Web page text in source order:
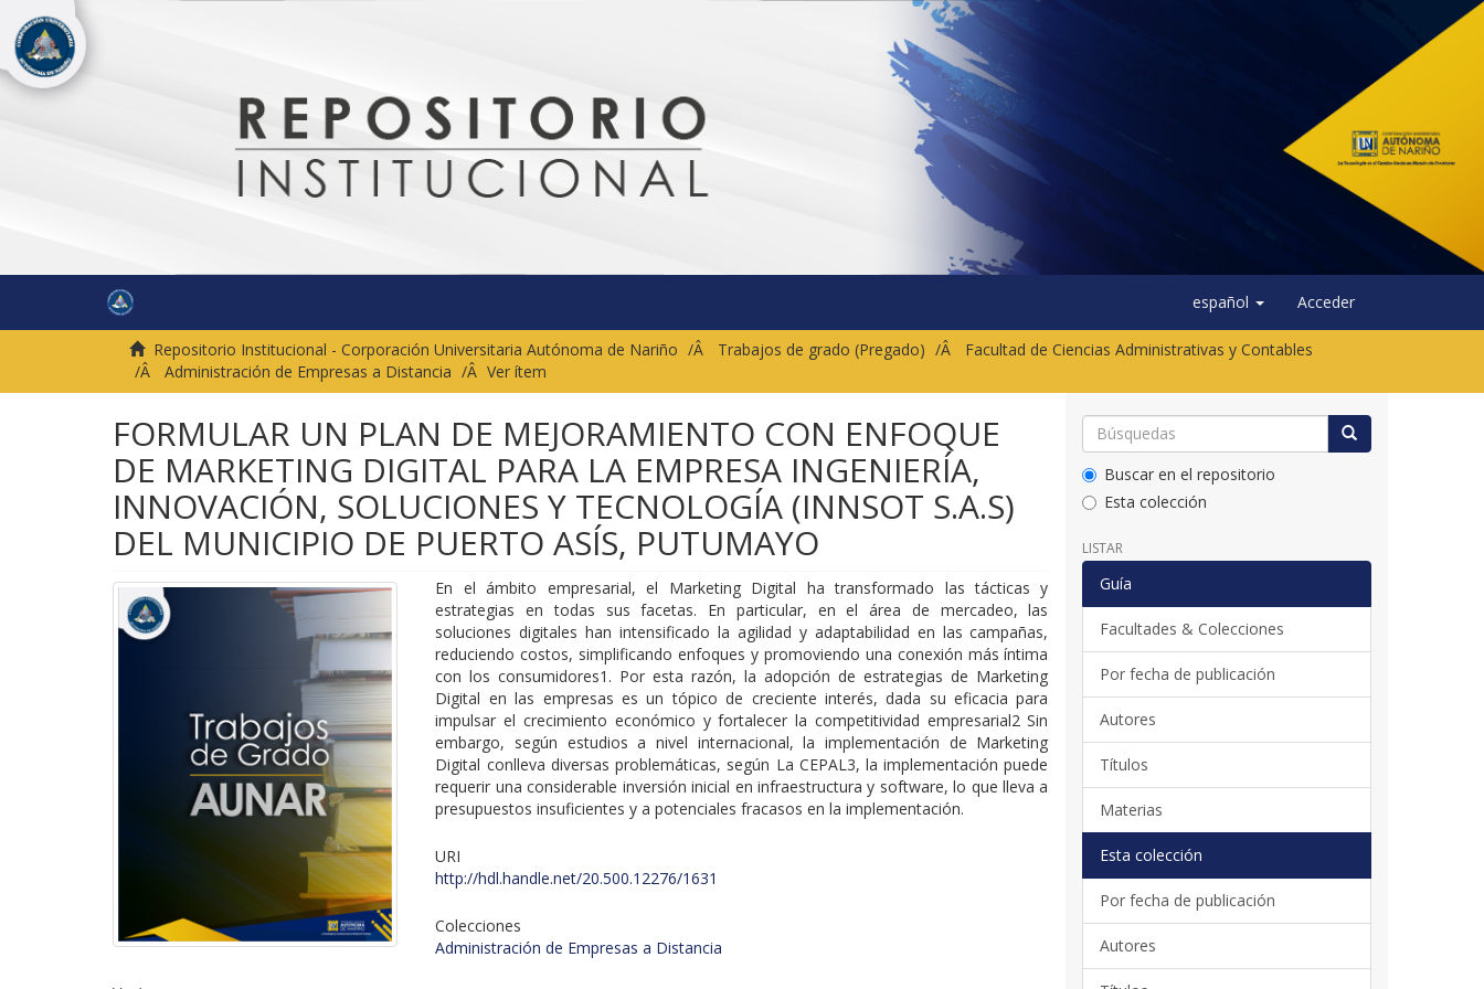
español Acceder
Repositorio Institucional - Corporación Universitaria Autónoma de Nariño Trabajos de grado (Pregado)
Facultad de Ciencias Administrativas y Contables
Administración de Empresas a Distancia
Ver ítem
FORMULAR UN PLAN DE MEJORAMIENTO CON ENFOQUE
DE MARKETING DIGITAL PARA LA EMPRESA INGENIERÍA,
INNOVACIÓN, SOLUCIONES Y TECNOLOGÍA (INNSOT S.A.S)
DEL MUNICIPIO DE PUERTO ASÍS, PUTUMAYO
En el ámbito empresarial, el Marketing Digital ha transformado las tácticas y
estrategias en todas sus facetas. En particular, en el área de mercadeo, las
soluciones digitales han intensificado la agilidad y adaptabilidad en las campañas,
reduciendo costos, simplificando enfoques y promoviendo una conexión más íntima
con los consumidores1. Por esta razón, la adopción de estrategias de Marketing
Digital en las empresas es un tópico de creciente interés, dada su eficacia para
impulsar el crecimiento económico y fortalecer la competitividad empresarial2 Sin
embargo, según estudios a nivel internacional, la implementación de Marketing
Digital conlleva diversas problemáticas, según La CEPAL3, la implementación puede
requerir una considerable inversión inicial en infraestructura y software, lo que lleva a
presupuestos insuficientes y a potenciales fracasos en la implementación.
URI
http://hdl.handle.net/20.500.12276/1631
Colecciones
Administración de Empresas a Distancia
Buscar en el repositorio
Esta colección
LISTAR
Guía
Facultades & Colecciones
Por fecha de publicación
Autores
Títulos
Materias
Esta colección
Por fecha de publicación
Autores